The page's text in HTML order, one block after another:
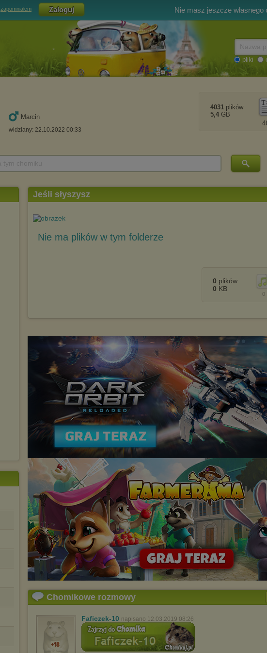
zapomniałem Nie masz jeszcze własnego
pliki
Marcin
widziany: 22.10.2022 00:33
4031 plików
5,4 GB
Jeśli słyszysz
Nie ma plików w tym folderze
0
0 plików
0 KB
Chomikowe rozmowy
Faficzek-10 napisano 12.03.2019 08:26